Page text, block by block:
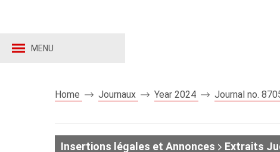
MENU
Home Journaux Year 2024 Journal no.
Insertions légales et Annonces Extraits